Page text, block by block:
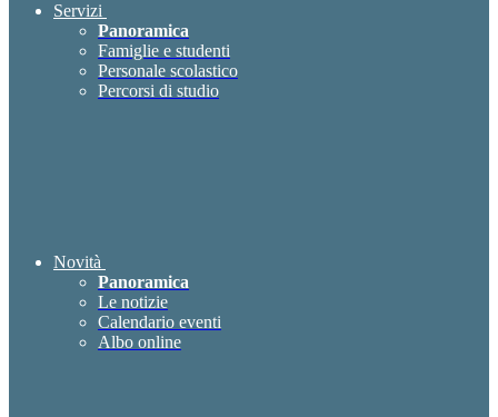
Servizi
Panoramica
Famiglie e studenti
Personale scolastico
Percorsi di studio
Novità
Panoramica
Le notizie
Calendario eventi
Albo online